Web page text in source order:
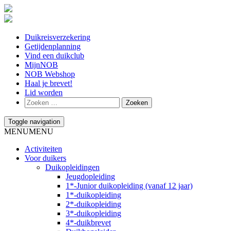
Duikreisverzekering
Getijdenplanning
Vind een duikclub
MijnNOB
NOB Webshop
Haal je brevet!
Lid worden
Toggle navigation
MENUMENU
Activiteiten
Voor duikers
Duikopleidingen
Jeugdopleiding
1*-Junior duikopleiding (vanaf 12 jaar)
1*-duikopleiding
2*-duikopleiding
3*-duikopleiding
4*-duikbrevet